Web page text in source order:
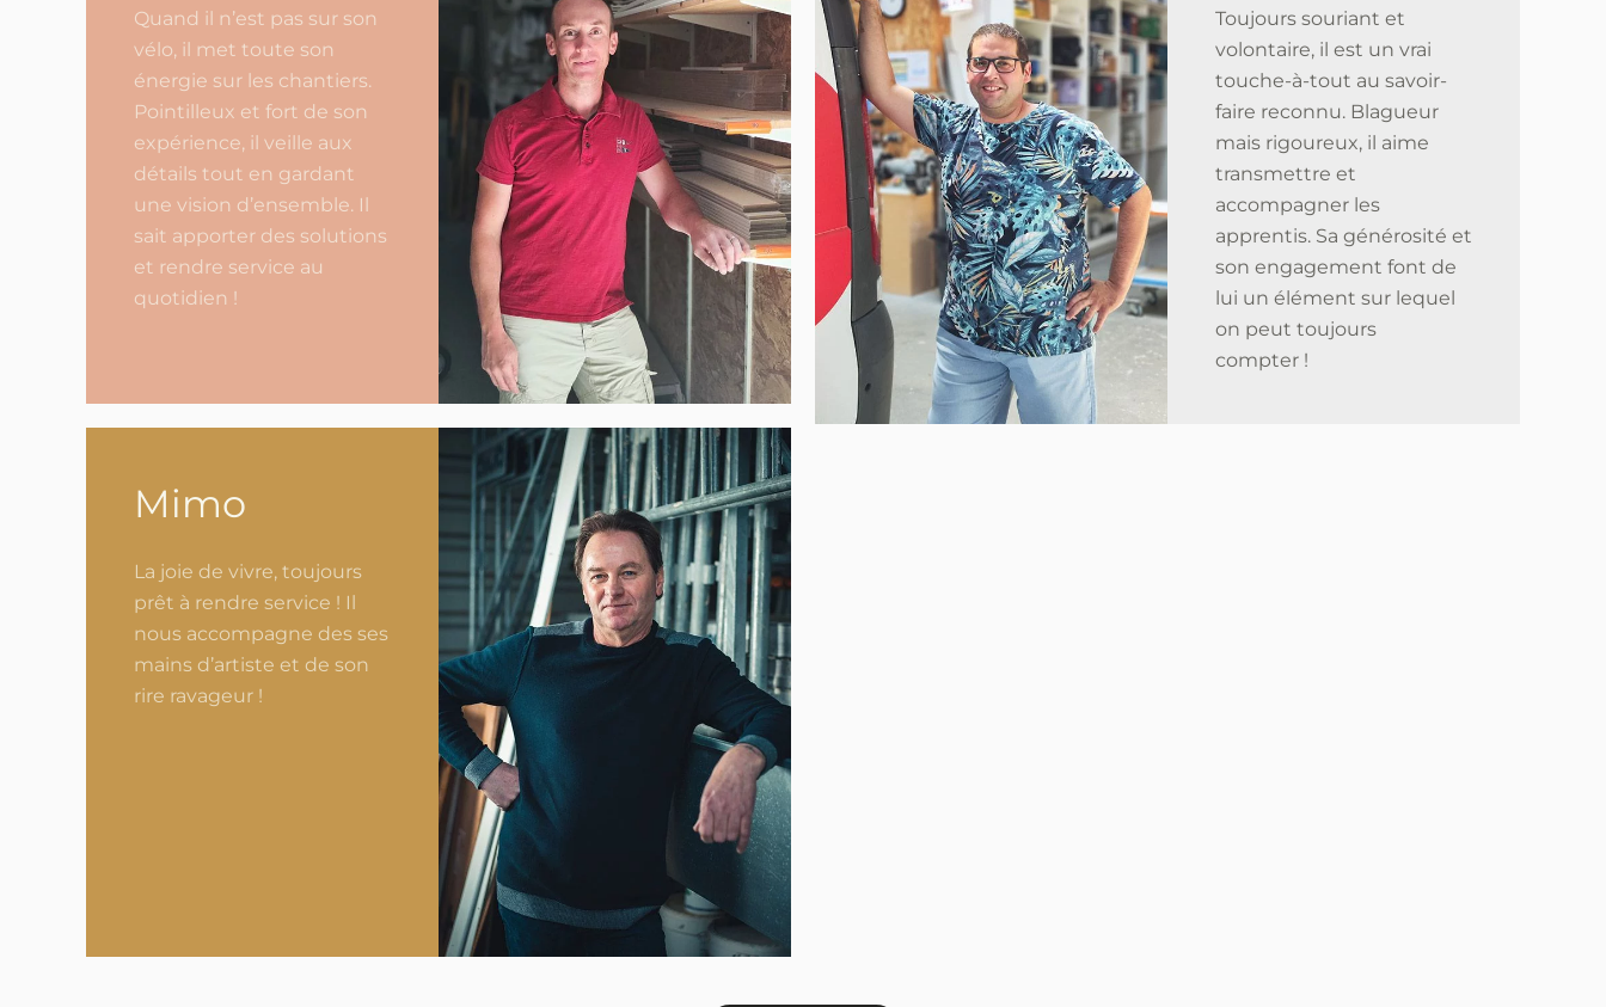
Quand il n’est pas sur son
vélo, il met toute son
énergie sur les chantiers.
Pointilleux et fort de son
expérience, il veille aux
détails tout en gardant
une vision d’ensemble. Il
sait apporter des solutions
et rendre service au
quotidien !
Mimo
La joie de vivre, toujours
prêt à rendre service ! Il
nous accompagne des ses
mains d’artiste et de son
rire ravageur !
Toujours souriant et
volontaire, il est un vrai
touche-à-tout au savoir-
faire reconnu. Blagueur
mais rigoureux, il aime
transmettre et
accompagner les
apprentis. Sa générosité et
son engagement font de
lui un élément sur lequel
on peut toujours
compter !